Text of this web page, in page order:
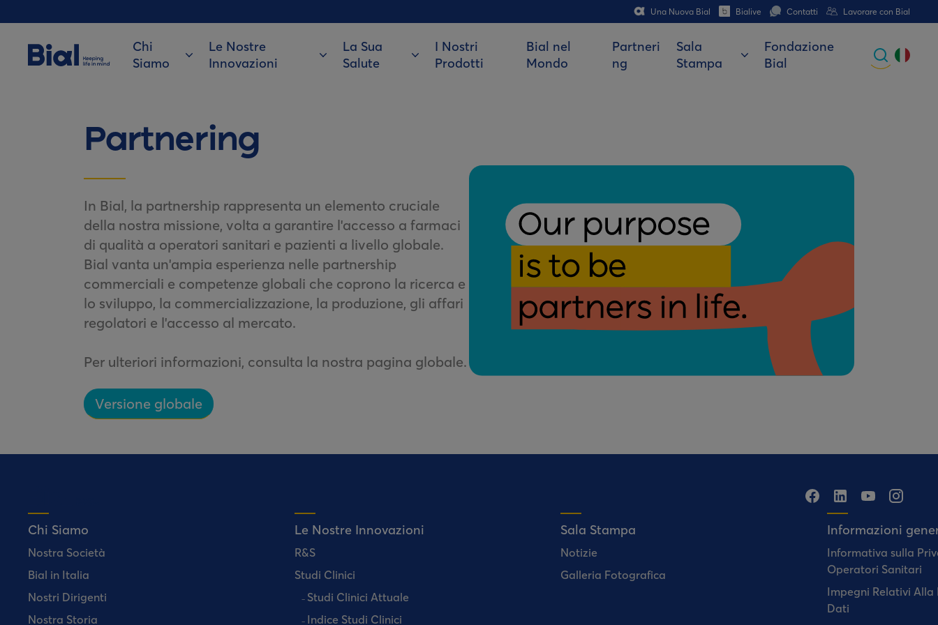
Una Nuova Bial Bialive Contatti Lavorare con Bial
Chi
Siamo
Le Nostre
Innovazioni
La Sua
Salute
I Nostri
Prodotti
Bial nel
Mondo
Partneri
ng
Sala
Stampa
Fondazione
Bial
Partnering
In Bial, la partnership rappresenta un elemento cruciale
della nostra missione, volta a garantire l'accesso a farmaci
di qualità a operatori sanitari e pazienti a livello globale.
Bial vanta un'ampia esperienza nelle partnership
commerciali e competenze globali che coprono la ricerca e
lo sviluppo, la commercializzazione, la produzione, gli affari
regolatori e l'accesso al mercato.
Per ulteriori informazioni, consulta la nostra pagina globale.
Versione globale
Chi Siamo
Nostra Società
Bial in Italia
Nostri Dirigenti
Nostra Storia
Le Nostre Innovazioni
R&S
Studi Clinici
Studi Clinici Attuale
Indice Studi Clinici
Sala Stampa
Notizie
Galleria Fotografica
Informazioni
Informativa sulla
Operatori Sanitari
Impegni Relativi Alla
Dati